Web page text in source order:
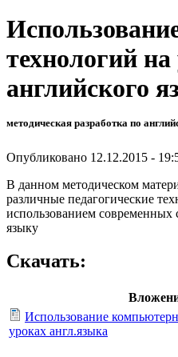
технологий
английского
методическая разработка по
Опубликовано 12.12.2015 -
В данном методическом
различные педагогические
использованием современных
языку
Скачать:
Использование
уроках англ.языка